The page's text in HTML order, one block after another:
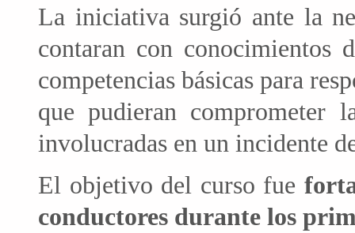
La iniciativa surgió ante la
contaran con conocimientos
competencias básicas para
que pudieran comprometer
involucradas en un incidente
El objetivo del curso fue
conductores durante los